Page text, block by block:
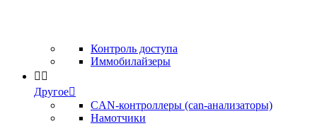
Контроль доступа
Иммобилайзеры
 
Другое
CAN-контроллеры (can-анализаторы)
Намотчики